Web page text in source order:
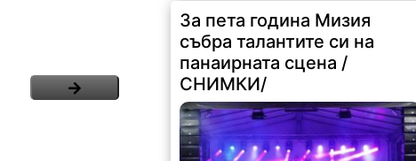
За пета година Мизия
събра талантите си на
панаирната сцена /
СНИМКИ/